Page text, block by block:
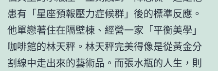
患有「星座預報壓力症候群」後的標準反應。
他單戀著住在隔壁棟、經營一家「平衡美學」
咖啡館的林天秤。林天秤完美得像是從黃金分
割線中走出來的藝術品。而張水瓶的人生，則